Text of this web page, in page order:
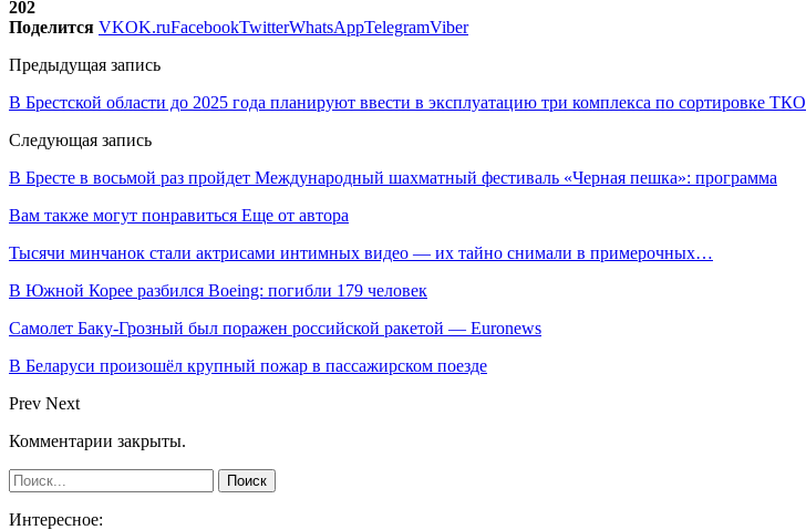
202
Поделится VKOK.ruFacebookTwitterWhatsAppTelegramViber
Предыдущая запись
В Брестской области до 2025 года планируют ввести в эксплуатацию три комплекса по сортировке ТКО
Следующая запись
В Бресте в восьмой раз пройдет Международный шахматный фестиваль «Черная пешка»: программа
Вам также могут понравиться Еще от автора
Тысячи минчанок стали актрисами интимных видео — их тайно снимали в примерочных…
В Южной Корее разбился Boeing: погибли 179 человек
Самолет Баку-Грозный был поражен российской ракетой — Euronews
В Беларуси произошёл крупный пожар в пассажирском поезде
Prev Next
Комментарии закрыты.
Интересное: